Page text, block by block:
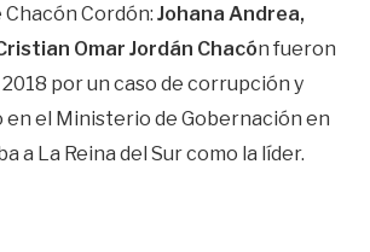
Cordón: Johana Andrea,
Omar Jordán Chacón fueron
por un caso de corrupción y
en el Ministerio de Gobernación en
a La Reina del Sur como la líder.